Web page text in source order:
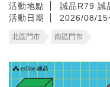
活動地點 誠品R79 誠
活動日期
2026/08/
北區門市 南區門市